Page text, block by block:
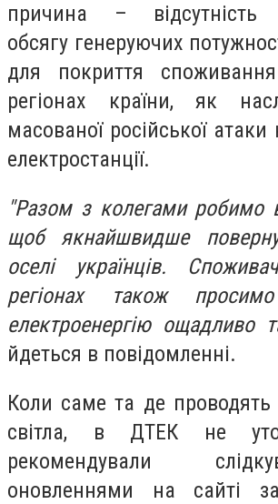
причина – відсутність
обсягу генеруючих
для покриття
регіонах країни, як
масованої російської атаки
електростанції.
"Разом з колегами робимо
щоб якнайшвидше
оселі українців.
регіонах також
електроенергію ощадливо
йдеться в повідомленні.
Коли саме та де проводять
світла, в ДТЕК не
рекомендували
оновленнями на сайті